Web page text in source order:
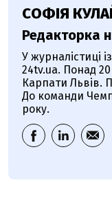
СОФІЯ
Редакторка
У журналістиці
24tv.ua. Понад
Карпати Львів.
До команди
року.